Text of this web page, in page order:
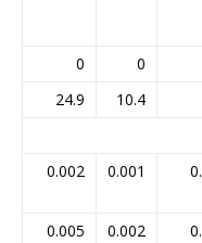
0
0
10.4
24.9
0.001
0.002
0.002
0.005